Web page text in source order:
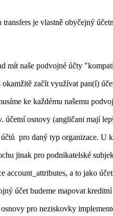
je vlastně obyčejný
mít naše podvojné účty
začít využívat pan(í)
ke každému našemu
účetní osnovy (angličani mají
pro daný typ organizace. U
jinak pro podnikatelské
account_attributes, a to jako
účet budeme mapovat
pro neziskovky